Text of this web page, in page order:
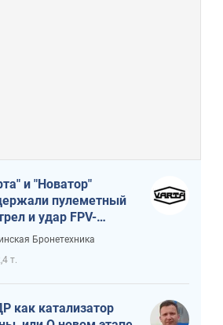
и "Новатор"
пулеметный
и удар FPV-
сохранив жизнь
Бронетехника
т.
как катализатор